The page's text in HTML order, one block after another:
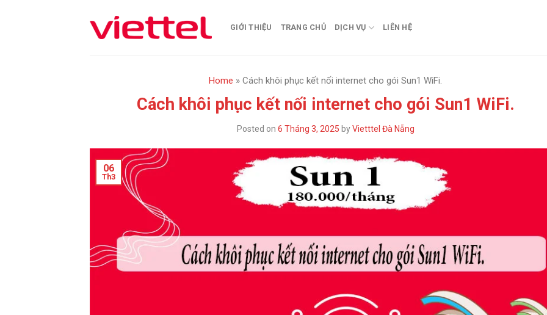
GIỚI THIỆU TRANG CHỦ DỊCH VỤ LIÊN HỆ
Home »Cách khôi phục kết nối internet cho gói Sun1 WiFi.
Cách khôi phục kết nối internet cho gói Sun1 WiFi.
Posted on 6 Tháng 3, 2025 byVietttel Đà Nẵng
06
Th3